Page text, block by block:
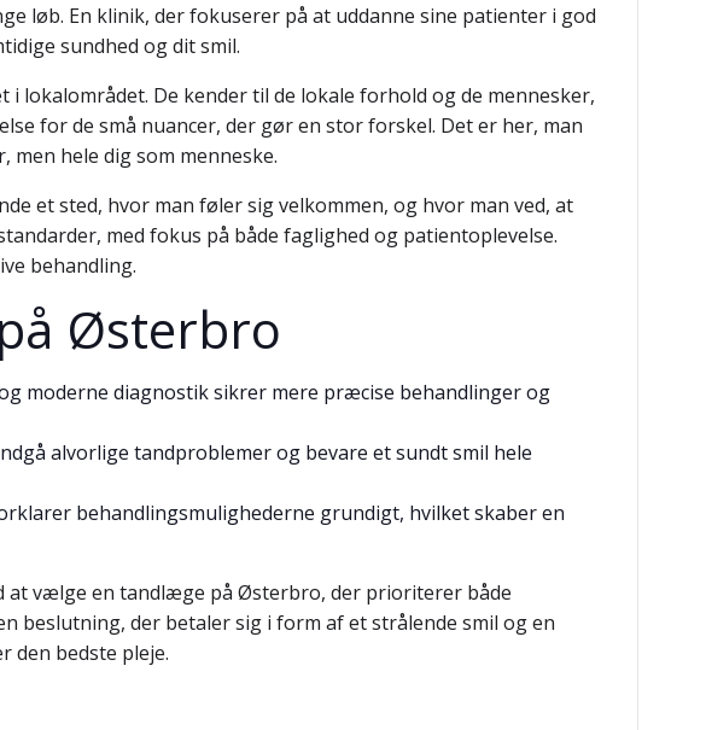
løb. En klinik, der fokuserer på at uddanne sine patienter i god
sundhed og dit smil.
De kender til de lokale forhold og de mennesker,
for de små nuancer, der gør en stor forskel. Det er her, man
hele dig som menneske.
et sted, hvor man føler sig velkommen, og hvor man ved, at
med fokus på både faglighed og patientoplevelse.
behandling.
Østerbro
moderne diagnostik sikrer mere præcise behandlinger og
alvorlige tandproblemer og bevare et sundt smil hele
behandlingsmulighederne grundigt, hvilket skaber en
at vælge en tandlæge på Østerbro, der prioriterer både
beslutning, der betaler sig i form af et strålende smil og en
den bedste pleje.